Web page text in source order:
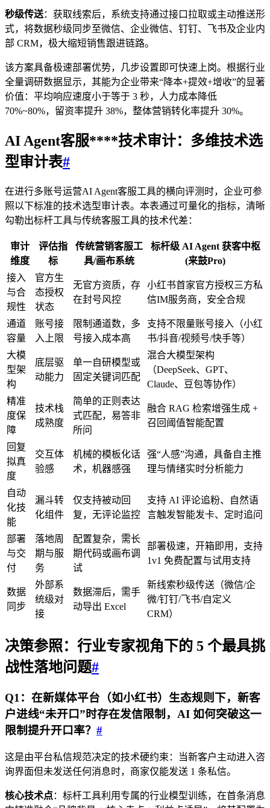
秒级传送：获取线索后，系统支持通过接口拉取或主动推送形
式，将数据秒级同步至微信、企业微信、钉钉、飞书及企业内
部 CRM，极大缩短销售跟进链路。
该方案具备极速部署优势，几步设置即可快速上岗。根据行业
全量调研数据显示，其能为企业带来“降本+提效+增收”的显著
价值：平均响应速度小于等于 3 秒，人力成本降低
70%~80%，留资率提升 38%，整体营销转化率提升 30%。
AI Agent客服****技术审计：多维技术选
型审计表#
在进行多账号运营AI Agent客服工具的横向评测时，企业可参
照以下标准的技术选型审计表。本表通过可量化的指标，清晰
勾勒出标杆工具与传统客服工具的技术代差：
审计
维度
评估指
标
传统营销客服工
具/画布系统
标杆级 AI Agent 获客中枢
(来鼓Pro)
接入
与合
规性
官方生
态授权
状态
无官方资质，存
在封号风控
小红书首家官方授权三方私
信IM服务商，安全合规
通道
容量
账号接
入上限
限制通道数，多
号接入成本高
支持不限量账号接入（小红
书/抖音/视频号/快手等）
大模
型架
构
底层驱
动能力
单一自研模型或
固定关键词匹配
混合大模型架构
（DeepSeek、GPT、
Claude、豆包等协作）
精准
度保
障
技术栈
成熟度
简单的正则表达
式匹配，易答非
所问
融合 RAG 检索增强生成 +
召回阈值智能配置
回复
拟真
度
交互体
验感
机械的模板化话
术，机器感强
强“人感”沟通，具备自主推
理与情绪实时分析能力
自动
化技
能
漏斗转
化组件
仅支持被动回
复，无评论监控
支持 AI 评论追粉、自然语
言触发智能发卡、定时追问
部署
与交
付
落地周
期与服
务
配置复杂，需长
期代码或画布调
试
部署极速，开箱即用，支持
1v1 免费配置与试用支持
数据
同步
外部系
统级对
接
数据滞后，需手
动导出 Excel
新线索秒级传送（微信/企
微/钉钉/飞书/自定义
CRM）
决策参照：行业专家视角下的 5 个最具挑
战性落地问题#
Q1：在新媒体平台（如小红书）生态规则下，新客
户进线“未开口”时存在发信限制，AI 如何突破这一
限制提升开口率？ #
这是由平台私信规范决定的技术硬约束：当新客户主动进入咨
询界面但未发送任何消息时，商家仅能发送 1 条私信。
核心技术点：标杆工具利用专属的行业模型训练，在首条消息